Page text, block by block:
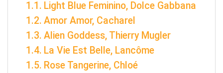
Light Blue Feminino, Dolce Gabbana
Amor Amor, Cacharel
Alien Goddess, Thierry Mugler
La Vie Est Belle, Lancôme
Rose Tangerine, Chloé